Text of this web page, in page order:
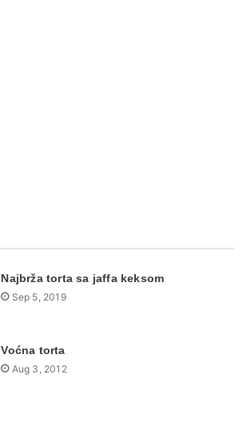
Najbrža torta sa jaffa keksom
Sep 5, 2019
Voćna torta
Aug 3, 2012